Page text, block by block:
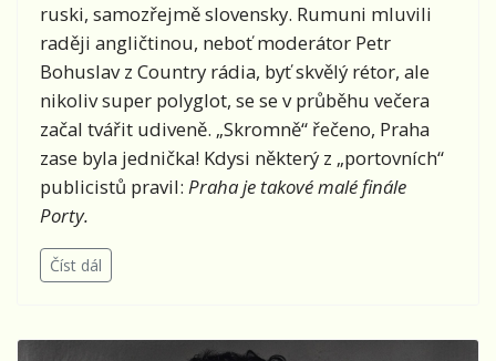
ruski, samozřejmě slovensky. Rumuni mluvili
raději angličtinou, neboť moderátor Petr
Bohuslav z Country rádia, byť skvělý rétor, ale
nikoliv super polyglot, se se v průběhu večera
začal tvářit udiveně. „Skromně“ řečeno, Praha
zase byla jednička! Kdysi některý z „portovních“
publicistů pravil: Praha je takové malé finále
Porty.
Číst dál